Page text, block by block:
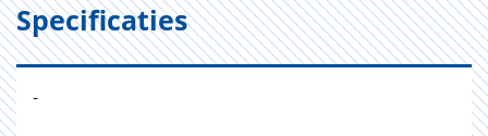
Specificaties
-